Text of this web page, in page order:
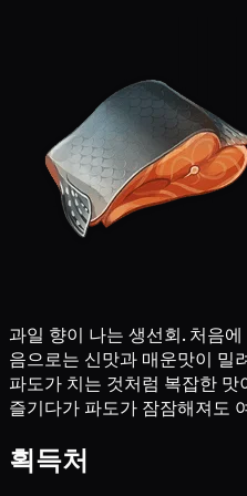
과일 향이 나는 생선회. 처음
음으로는 신맛과 매운맛이 밀
파도가 치는 것처럼 복잡한
즐기다가 파도가 잠잠해져도
획득처